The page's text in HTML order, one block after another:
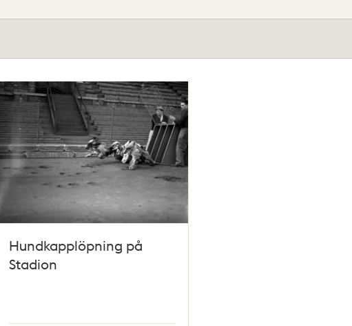
Hundkapplöpning på
Stadion